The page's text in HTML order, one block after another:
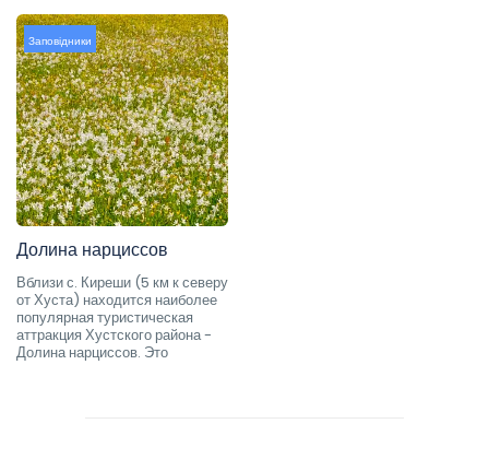
Заповідники
Долина нарциссов
Вблизи с. Киреши (5 км к северу
от Хуста) находится наиболее
популярная туристическая
аттракция Хустского района -
Долина нарциссов. Это